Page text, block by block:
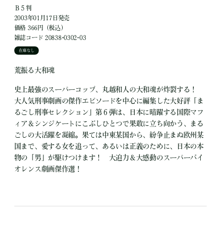
Ｂ５判
2003年01月17日発売
価格 366円（税込）
雑誌コード 20838-0302-03
在庫なし
荒振る大和魂
史上最強のスーパーコップ、丸越和人の大和魂が炸裂する！
大人気刑事劇画の傑作エピソードを中心に編集した大好評「ま
るごし刑事セレクション」第６弾は、日本に暗躍する国際マフ
ィア＆シンジケートにこぶしひとつで果敢に立ち向かう、まる
ごしの大活躍を凝縮。果ては中東某国から、紛争止まぬ欧州某
国まで、愛する女を追って、あるいは正義のために、日本の本
物の「男」が駆けつけます！ 大迫力＆大感動のスーパーバイ
オレンス劇画傑作選！